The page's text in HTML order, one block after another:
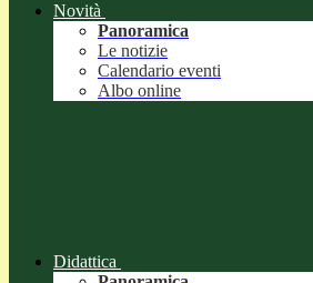
Novità
Panoramica
Le notizie
Calendario eventi
Albo online
Didattica